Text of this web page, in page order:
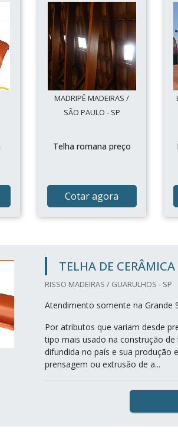
MADRIPÊ MADEIRAS /
SÃO PAULO - SP
Telha romana preço
Cotar agora
TELHA DE CERÂMICA
RISSO MADEIRAS / GUARULHOS - SP
Atendimento somente na Grande
Por atributos que variam desde
tipo mais usado na construção
difundida no país e sua produção
prensagem ou extrusão de a...